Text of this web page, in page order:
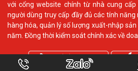
với cổng website chính từ nhà cung cấp
người dùng truy cấp đầy đủ các tính
hàng hóa, quản lý số lượng xuất-nhập
năm. Đồng thời kiểm soát chính xác về